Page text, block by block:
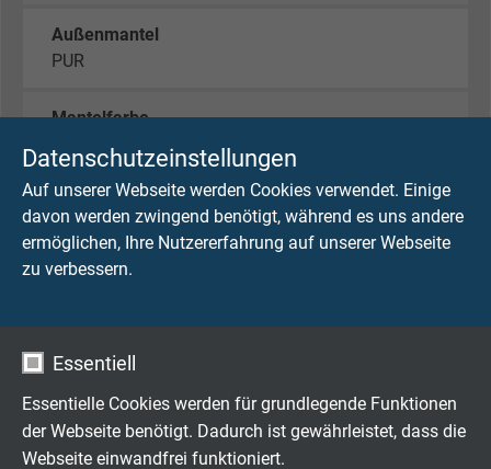
Datenschutzeinstellungen
Auf unserer Webseite werden Cookies verwendet. Einige
davon werden zwingend benötigt, während es uns andere
ermöglichen, Ihre Nutzererfahrung auf unserer Webseite
zu verbessern.
Essentiell
Essentielle Cookies werden für grundlegende Funktionen
der Webseite benötigt. Dadurch ist gewährleistet, dass die
Webseite einwandfrei funktioniert.
Außenmantel
PUR
Mantelfarbe
orange mit schwarzen Längsstreifen
TECHNISCHE DATEN
1000 V DC
über blauen Innenmantel
Prüfspannung
5000 V AC
über blauen Innenmantel